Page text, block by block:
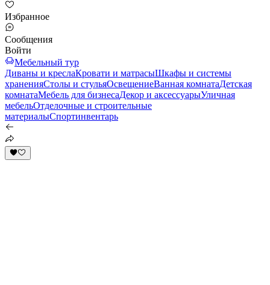
Избранное
Сообщения
Войти
Мебельный тур
Диваны и креслаКровати и матрасыШкафы и системы
храненияСтолы и стульяОсвещениеВанная комнатаДетская
комнатаМебель для бизнесаДекор и аксессуарыУличная
мебельОтделочные и строительные
материалыСпортинвентарь